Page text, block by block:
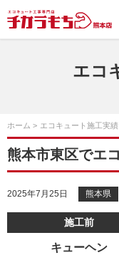
エコ
ホーム エコキュート施工実績
熊本市東区でエ
2025年7月25日 熊本県
施工前
キューヘン